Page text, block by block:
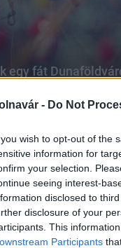
- Do Not
wish to opt-out of the
information for
your selection.
seeing interest-
disclosed to
disclosure of your
This
Participants
egy fát